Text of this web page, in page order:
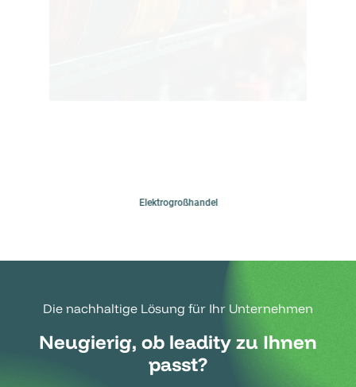
Elektrogroßhandel
Die nachhaltige Lösung für Ihr Unternehmen
Neugierig, ob leadity zu Ihnen
passt?